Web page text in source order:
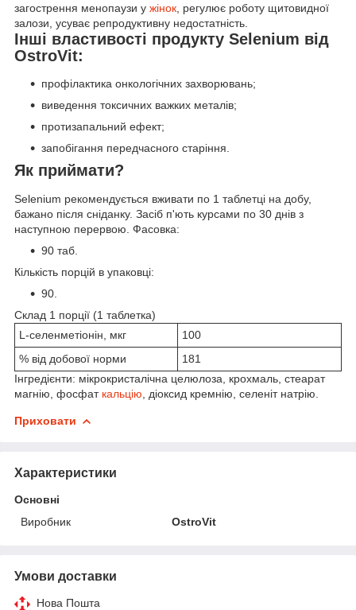
загострення менопаузи у жінок , регулює роботу щитовидної
залози, усуває репродуктивну недостатність.
Інші властивості продукту Selenium від
OstroVit:
профілактика онкологічних захворювань;
виведення токсичних важких металів;
протизапальний ефект;
запобігання передчасного старіння.
Як приймати?
Selenium рекомендується вживати по 1 таблетці на добу,
бажано після сніданку. Засіб п'ють курсами по 30 днів з
наступною перервою. Фасовка:
90 таб.
Кількість порцій в упаковці:
90.
Склад 1 порції (1 таблетка)
L-селенметіонін, мкг
100
% від добової норми
181
Інгредієнти: мікрокристалічна целюлоза, крохмаль, стеарат
магнію, фосфат кальцію , діоксид кремнію, селеніт натрію.
Приховати
Характеристики
Основні
Виробник
OstroVit
Умови доставки
Нова Пошта